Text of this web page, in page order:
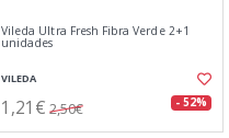
Vileda Ultra Fresh Fibra Verde 2+1
unidades
VILEDA
1,21€ 2,50€ - 52%